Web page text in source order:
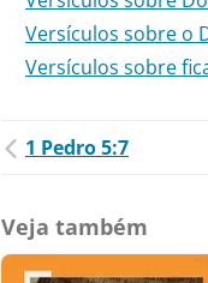
Versículos sobre o
Versículos sobre
1 Pedro 5:7
Veja também